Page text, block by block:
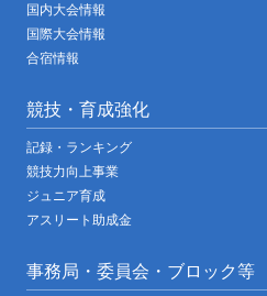
国内大会情報
国際大会情報
合宿情報
競技・育成強化
記録・ランキング
競技力向上事業
ジュニア育成
アスリート助成金
事務局・委員会・ブロック等